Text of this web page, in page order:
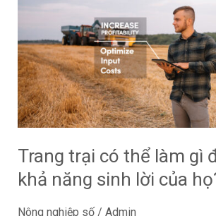
Trang trại có thể làm gì
khả năng sinh lời của
Nông nghiệp số/ Admin
có
thể
làm
gì
để
bảo
vệ
năng
sinh